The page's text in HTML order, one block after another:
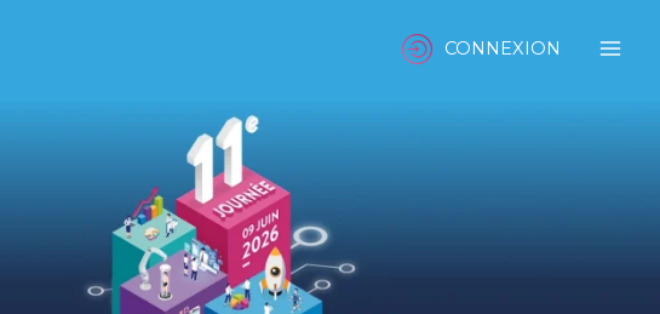
CONNEXION